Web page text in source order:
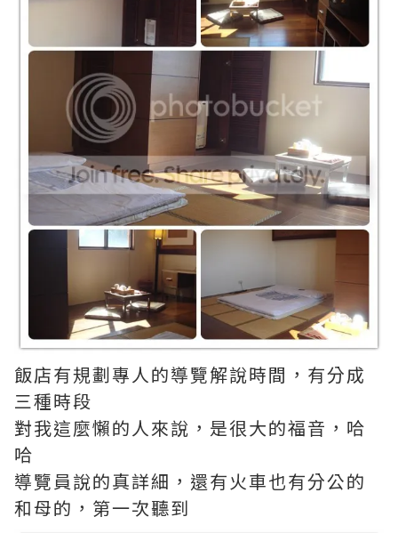
飯店有規劃專人的導覽解說時間，有分成
三種時段
對我這麼懶的人來說，是很大的福音，哈
哈
導覽員說的真詳細，還有火車也有分公的
和母的，第一次聽到